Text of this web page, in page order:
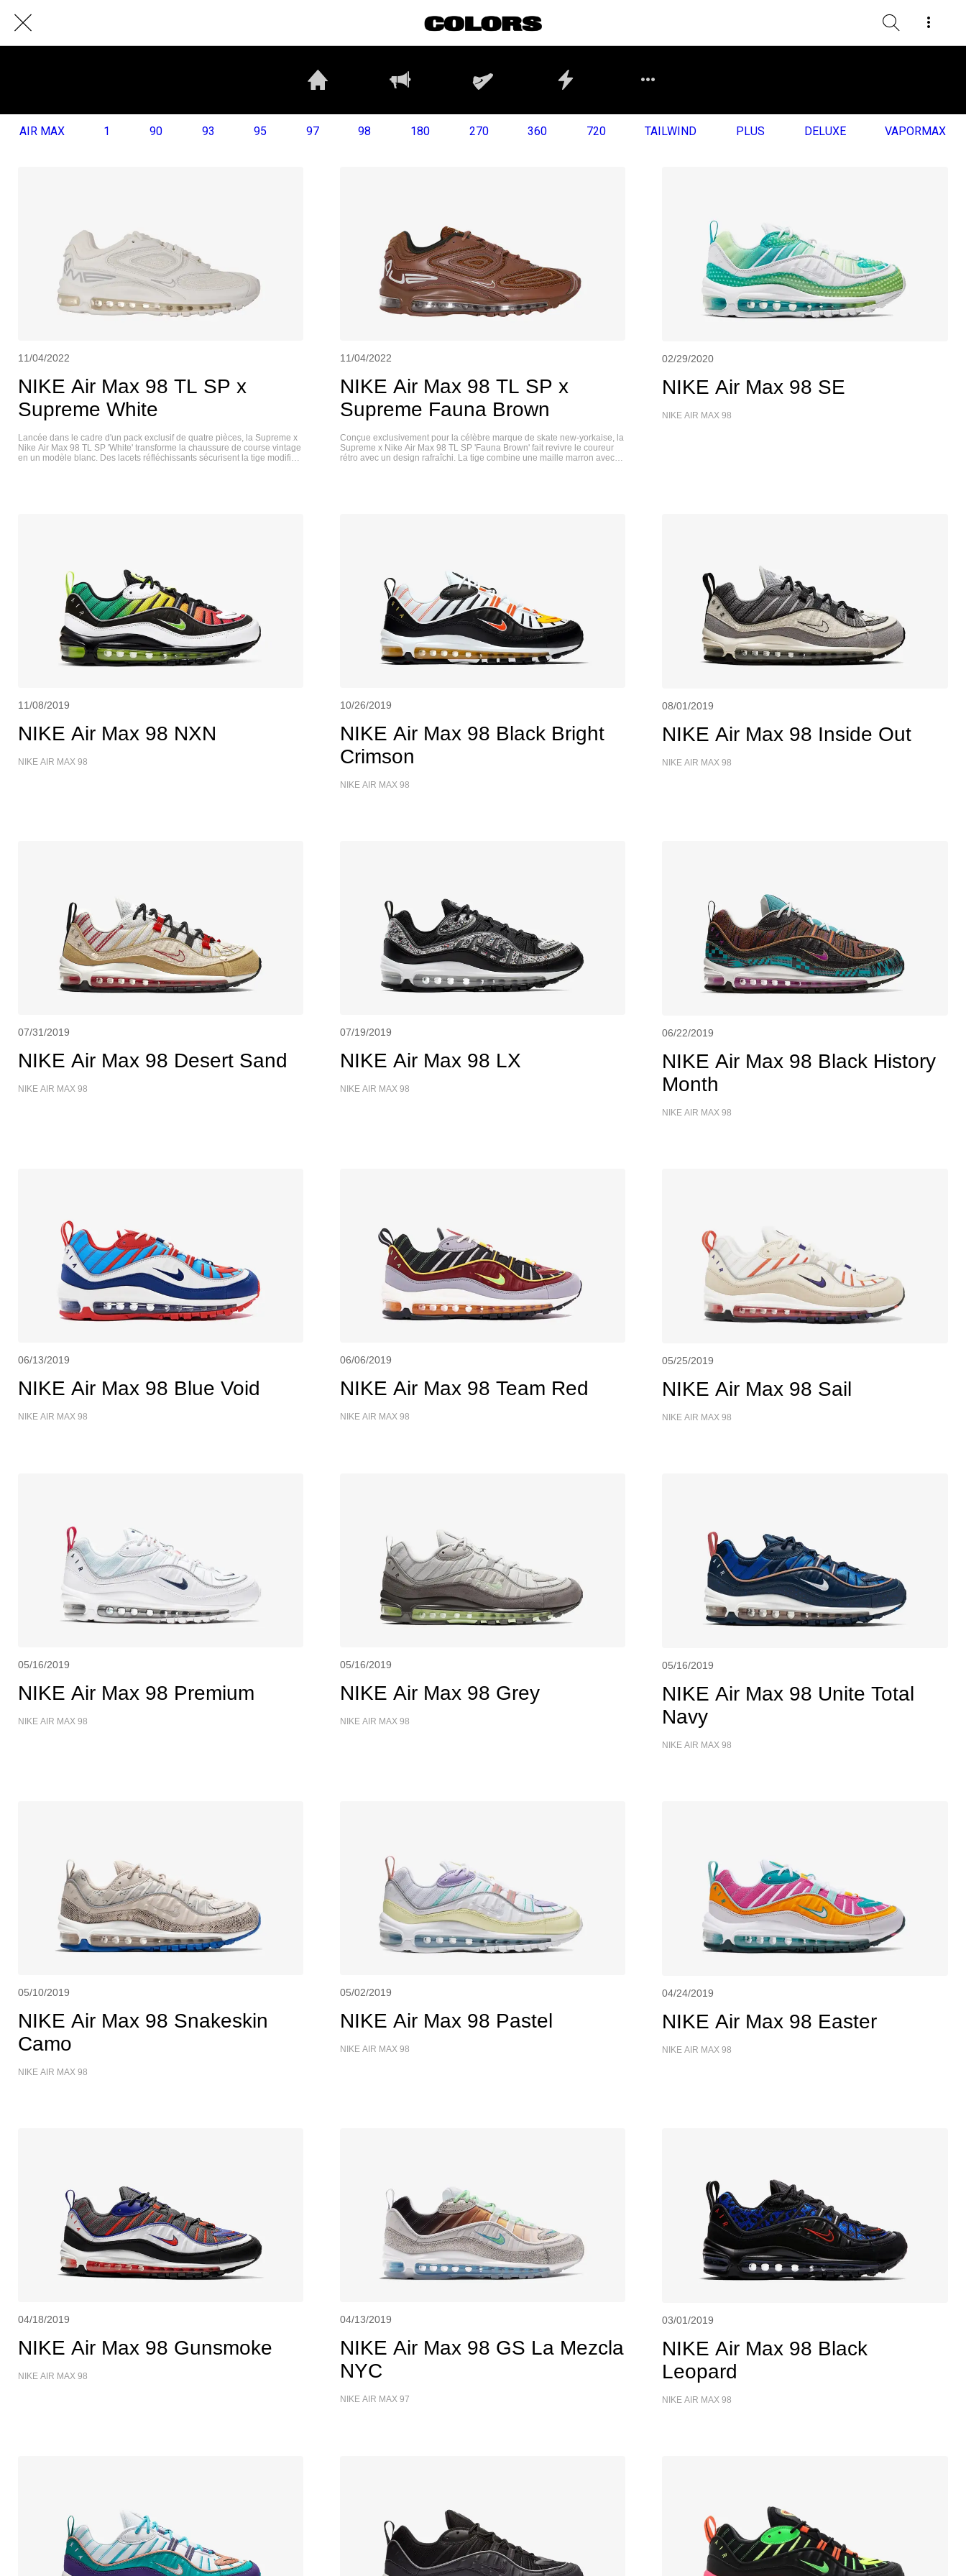
AIR MAX 1 90 93 95 97 98 180 270 360 720 TAILWIND PLUS DELUXE VAPORMAX
11/04/2022
NIKE Air Max 98 TL SP x
Supreme White
Lancée dans le cadre d'un pack exclusif de quatre pièces, la Supreme x
Nike Air Max 98 TL SP 'White' transforme la chaussure de course vintage
en un modèle blanc. Des lacets réfléchissants sécurisent la tige modifiée,
11/04/2022
NIKE Air Max 98 TL SP x
Supreme Fauna Brown
Conçue exclusivement pour la célèbre marque de skate new-yorkaise, la
Supreme x Nike Air Max 98 TL SP 'Fauna Brown' fait revivre le coureur
rétro avec un design rafraîchi. La tige combine une maille marron avec
02/29/2020
NIKE Air Max 98 SE
NIKE AIR MAX 98
11/08/2019
NIKE Air Max 98 NXN
NIKE AIR MAX 98
10/26/2019
NIKE Air Max 98 Black Bright
Crimson
NIKE AIR MAX 98
08/01/2019
NIKE Air Max 98 Inside Out
NIKE AIR MAX 98
07/31/2019
NIKE Air Max 98 Desert Sand
NIKE AIR MAX 98
07/19/2019
NIKE Air Max 98 LX
NIKE AIR MAX 98
06/22/2019
NIKE Air Max 98 Black History
Month
NIKE AIR MAX 98
06/13/2019
NIKE Air Max 98 Blue Void
NIKE AIR MAX 98
06/06/2019
NIKE Air Max 98 Team Red
NIKE AIR MAX 98
05/25/2019
NIKE Air Max 98 Sail
NIKE AIR MAX 98
05/16/2019
NIKE Air Max 98 Premium
NIKE AIR MAX 98
05/16/2019
NIKE Air Max 98 Grey
NIKE AIR MAX 98
05/16/2019
NIKE Air Max 98 Unite Total
Navy
NIKE AIR MAX 98
05/10/2019
NIKE Air Max 98 Snakeskin
Camo
NIKE AIR MAX 98
05/02/2019
NIKE Air Max 98 Pastel
NIKE AIR MAX 98
04/24/2019
NIKE Air Max 98 Easter
NIKE AIR MAX 98
04/18/2019
NIKE Air Max 98 Gunsmoke
NIKE AIR MAX 98
04/13/2019
NIKE Air Max 98 GS La Mezcla
NYC
NIKE AIR MAX 97
03/01/2019
NIKE Air Max 98 Black
Leopard
NIKE AIR MAX 98